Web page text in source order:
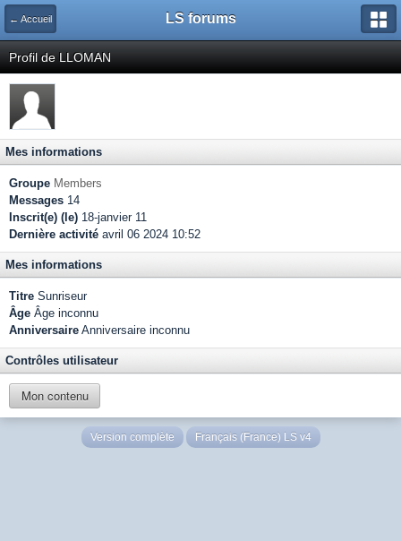
← Accueil LS forums
Profil de LLOMAN
Mes informations
Groupe Members
Messages 14
Inscrit(e) (le) 18-janvier 11
Dernière activité avril 06 2024 10:52
Mes informations
Titre Sunriseur
Âge Âge inconnu
Anniversaire Anniversaire inconnu
Contrôles utilisateur
Mon contenu
Version complète Français (France) LS v4